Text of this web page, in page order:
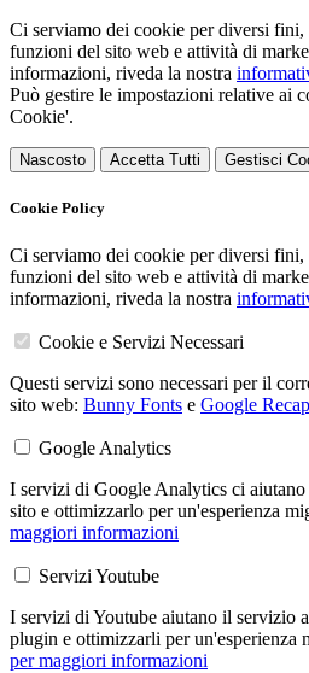
Ci serviamo dei cookie per diversi fini,
funzioni del sito web e attività di
informazioni, riveda la nostra
Può gestire le impostazioni relative ai
Cookie'.
Nascosto Accetta Tutti Gestisci
Cookie Policy
Ci serviamo dei cookie per diversi fini,
funzioni del sito web e attività di
informazioni, riveda la nostra
Cookie e Servizi Necessari
Questi servizi sono necessari per il
sito web: Bunny Fonts e Google
Google Analytics
I servizi di Google Analytics ci
sito e ottimizzarlo per un'esperienza
maggiori informazioni
Servizi Youtube
I servizi di Youtube aiutano il servizio
plugin e ottimizzarli per un'esperienza
per maggiori informazioni